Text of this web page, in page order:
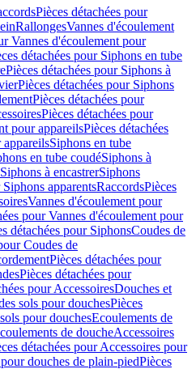
Pièces détachées pour
RallongesVannes d'écoulement
Vannes d'écoulement pour
détachées pour Siphons en tube
Pièces détachées pour Siphons à
Pièces détachées pour Siphons
Pièces détachées pour
Pièces détachées pour
pour appareilsPièces détachées
appareilsSiphons en tube
en tube coudéSiphons à
à encastrerSiphons
apparentsRaccordsPièces
Vannes d'écoulement pour
pour Vannes d'écoulement pour
détachées pour SiphonsCoudes de
Coudes de
Pièces détachées pour
Pièces détachées pour
pour AccessoiresDouches et
sols pour douchesPièces
pour douchesEcoulements de
de doucheAccessoires
détachées pour Accessoires pour
douches de plain-piedPièces